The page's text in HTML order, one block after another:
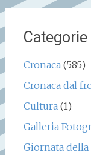
Categorie
Cronaca (585)
Cronaca dal
Cultura (1)
Galleria
Giornata